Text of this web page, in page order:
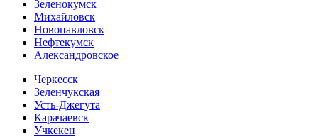
Зеленокумск
Михайловск
Новопавловск
Нефтекумск
Александровское
Черкесск
Зеленчукская
Усть-Джегута
Карачаевск
Учкекен